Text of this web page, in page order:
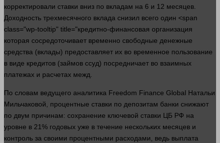
корректировали ставки вниз по вкладам на 6 и 12 месяцев.
Доходность трехмесячного вклада снизил всего один <span
class="wp-tooltip" title="кредитно-финансовая организация
которая сосредоточивает временно свободные денежные
средства (вклады) предоставляет их во временное пользование
в виде кредитов (займов ссуд) посредничает во взаимных
платежах и расчетах межд.
По словам ведущего аналитика Freedom Finance Global Натальи
Мильчаковой, процентные ставки по депозитам банки снижают
по двум причинам: сохранение ключевой ставки ЦБ РФ на
уровне в 21% годовых уже в течение нескольких месяцев и
контроль за своими процентными расходами, ведь выплата